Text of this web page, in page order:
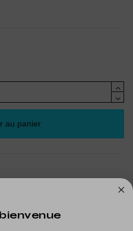
au panier
bienvenue